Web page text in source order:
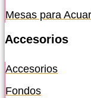
Mesas para
Accesorios
Accesorios
Fondos